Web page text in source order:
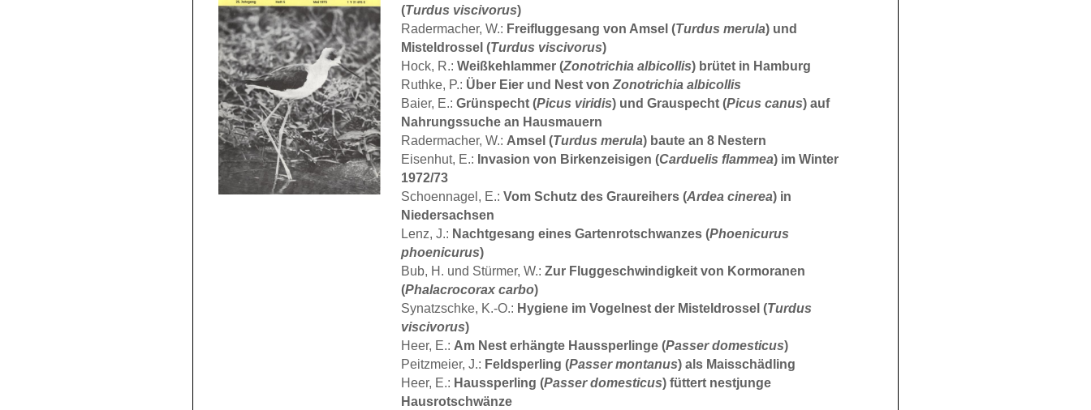
(Turdus viscivorus)
Radermacher, W.: Freifluggesang von Amsel (Turdus merula) und
Misteldrossel (Turdus viscivorus)
Hock, R.: Weißkehlammer (Zonotrichia albicollis) brütet in Hamburg
Ruthke, P.: Über Eier und Nest von Zonotrichia albicollis
Baier, E.: Grünspecht (Picus viridis) und Grauspecht (Picus canus) auf
Nahrungssuche an Hausmauern
Radermacher, W.: Amsel (Turdus merula) baute an 8 Nestern
Eisenhut, E.: Invasion von Birkenzeisigen (Carduelis flammea) im Winter
1972/73
Schoennagel, E.: Vom Schutz des Graureihers (Ardea cinerea) in
Niedersachsen
Lenz, J.: Nachtgesang eines Gartenrotschwanzes (Phoenicurus
phoenicurus)
Bub, H. und Stürmer, W.: Zur Fluggeschwindigkeit von Kormoranen
(Phalacrocorax carbo)
Synatzschke, K.-O.: Hygiene im Vogelnest der Misteldrossel (Turdus
viscivorus)
Heer, E.: Am Nest erhängte Haussperlinge (Passer domesticus)
Peitzmeier, J.: Feldsperling (Passer montanus) als Maisschädling
Heer, E.: Haussperling (Passer domesticus) füttert nestjunge
Hausrotschwänze